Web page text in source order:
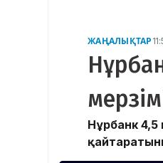
ЖАҢАЛЫҚТАР
Нұрбанк 4,5